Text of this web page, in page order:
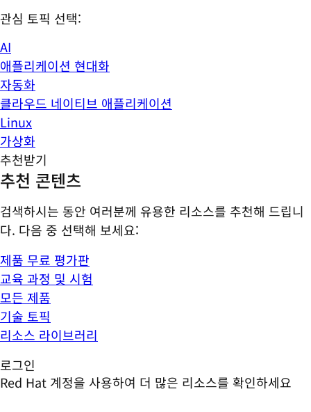
관심 토픽 선택:
AI
애플리케이션 현대화
자동화
클라우드 네이티브 애플리케이션
Linux
가상화
추천받기
추천 콘텐츠
검색하시는 동안 여러분께 유용한 리소스를 추천해 드립니
다. 다음 중 선택해 보세요:
제품 무료 평가판
교육 과정 및 시험
모든 제품
기술 토픽
리소스 라이브러리
로그인
Red Hat 계정을 사용하여 더 많은 리소스를 확인하세요